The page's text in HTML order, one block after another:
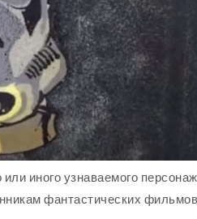
иного узнаваемого
фантастических